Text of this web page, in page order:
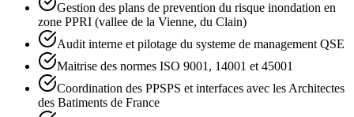
Gestion des plans de prevention du risque inondation en
zone PPRI (vallee de la Vienne, du Clain)
Audit interne et pilotage du systeme de management QSE
Maitrise des normes ISO 9001, 14001 et 45001
Coordination des PPSPS et interfaces avec les Architectes
des Batiments de France